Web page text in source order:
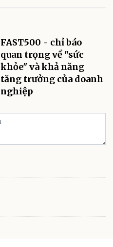
FAST500 - chỉ báo
quan trọng về "sức
khỏe" và khả năng
tăng trưởng của doanh
nghiệp